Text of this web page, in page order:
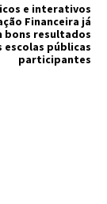
e interativos
Financeira já
bons resultados
escolas públicas
participantes